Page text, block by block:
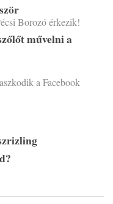
Borozó érkezik!
művelni a
a Facebook